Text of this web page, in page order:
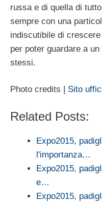
russa e di quella di
sempre con una
indiscutibile di
per poter guardare a
stessi.
Photo credits | Sito
Related Posts:
Expo2015,
l'importanza…
Expo2015,
e…
Expo2015,